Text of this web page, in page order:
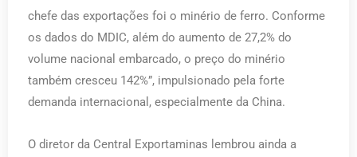
chefe das exportações foi o minério de ferro. Conforme
os dados do MDIC, além do aumento de 27,2% do
volume nacional embarcado, o preço do minério
também cresceu 142%”, impulsionado pela forte
demanda internacional, especialmente da China.
O diretor da Central Exportaminas lembrou ainda a